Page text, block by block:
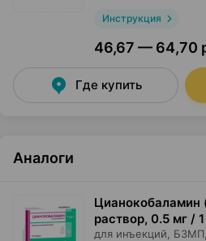
Инструкция
46,67 — 64,70
Где купить
Аналоги
Цианокобаламин
раствор, 0.5 мг /
для инъекций, БЗМП